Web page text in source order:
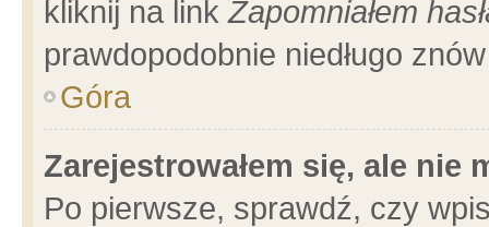
kliknij na linkZapomniałem
prawdopodobnie niedługo
Góra
Zarejestrowałem się, ale nie
Po pierwsze, sprawdź, czy